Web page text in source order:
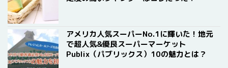
アメリカ人気スーパーNo.1に輝いた！地元
で超人気&優良スーパーマーケット
Publix（パブリックス）10の魅力とは？